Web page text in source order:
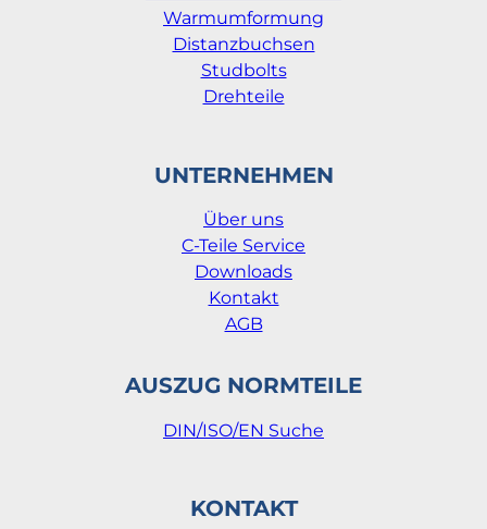
Warmumformung
Distanzbuchsen
Studbolts
Drehteile
UNTERNEHMEN
Über uns
C-Teile Service
Downloads
Kontakt
AGB
AUSZUG NORMTEILE
DIN/ISO/EN Suche
KONTAKT